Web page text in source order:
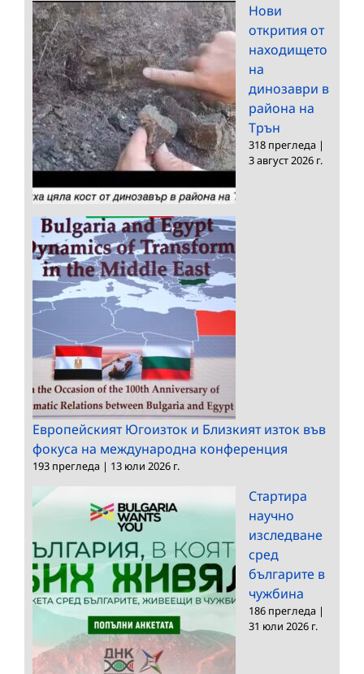
Нови
открития от
находището
на
динозаври в
района на
Трън
318 прегледа |
3 август 2026 г.
Европейският Югоизток и Близкият изток във
фокуса на международна конференция
193 прегледа | 13 юли 2026 г.
Стартира
научно
изследване
сред
българите в
чужбина
186 прегледа |
31 юли 2026 г.